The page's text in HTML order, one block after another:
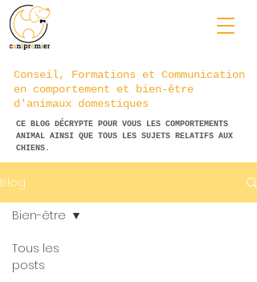
Conseil, Formations et Communication
en comportement et bien-être
d'animaux domestiques
CE BLOG DÉCRYPTE POUR VOUS LES COMPORTEMENTS
ANIMAL AINSI QUE TOUS LES SUJETS RELATIFS AUX
CHIENS.
Blog
Tous les
posts
Bien-être